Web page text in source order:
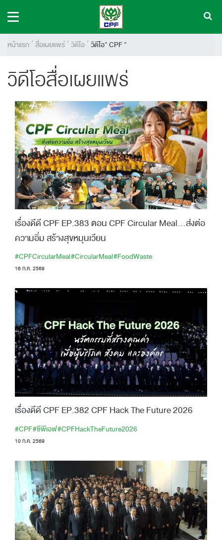
หน้าแรก สื่อเผยแพร่ วิดีโอ วิดีโอ" CPF "
วิดีโอสื่อเผยแพร่
เรื่องดีดี CPF EP.383 ตอน CPF Circular Meal…ส่งต่อ
ความอิ่ม สร้างสุขหมุนเวียน
#CPFCircularMeal#CircularMeal#FoodWaste
16 ก.ค. 2569
เรื่องดีดี CPF EP.382 CPF Hack The Future 2026
#CPF#ซีพีเอฟ#CPFHackTheFuture2026
10 ก.ค. 2569